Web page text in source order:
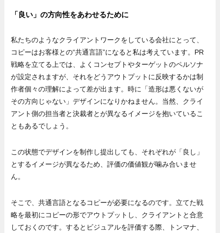
「良い」の方向性をあわせるために
私たちのようなクライアントワークをしている会社にとって、
コピーはお客様との“共通言語”になると私は考えています。PR
戦略を立てる上では、よくコンセプトやターゲットのペルソナ
が設定されますが、それをどうアウトプットに反映するかは制
作者個々の理解によって差が出ます。時に「造形は悪くないが
その方向じゃない」デザインになりかねません。当然、クライ
アント側の担当者と決裁者とが異なるイメージを抱いているこ
ともあるでしょう。
この状態でデザインを制作し提出しても、それぞれが「良し」
とするイメージが異なるため、評価の価値観が噛み合いませ
ん。
そこで、共通言語となるコピーが必要になるのです。立てた戦
略を最初にコピーの形でアウトプットし、クライアントと合意
しておくのです。するとビジュアルを評価する際、トンマナ、